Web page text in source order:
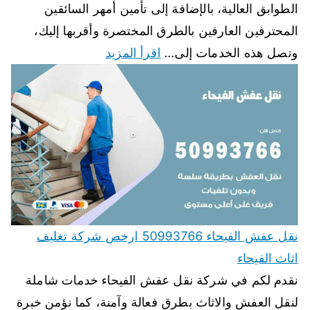
الطوابق العالية، بالإضافة إلى تأمين أمهر السائقين
المحترفين العارفين بالطرق المختصرة وأقربها إليك،
وتصل هذه الخدمات إلى… اقرأ المزيد
نقل عفش الفيحاء 50993766 ارخص شركة تغليف
اثاث الفيحاء
نقدم لكم في شركة نقل عفش الفيحاء خدمات شاملة
لنقل العفش والاثاث بطرق فعالة وآمنة، كما نؤمن خبرة